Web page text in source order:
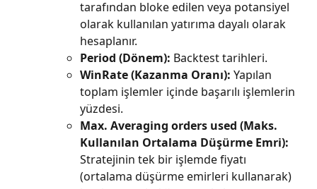
tarafından bloke edilen veya potansiyel
olarak kullanılan yatırıma dayalı olarak
hesaplanır.
Period (Dönem): Backtest tarihleri.
WinRate (Kazanma Oranı): Yapılan
toplam işlemler içinde başarılı işlemlerin
yüzdesi.
Max. Averaging orders used (Maks.
Kullanılan Ortalama Düşürme Emri):
Stratejinin tek bir işlemde fiyatı
(ortalama düşürme emirleri kullanarak)